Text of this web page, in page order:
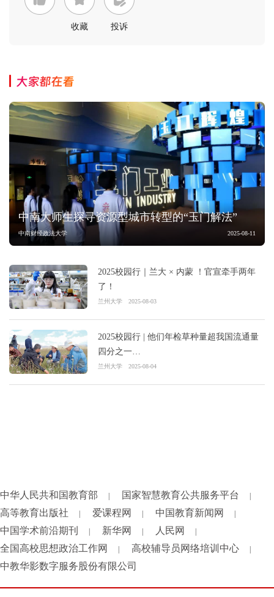
收藏 投诉
大家都在看
中南大师生探寻资源型城市转型的“玉门解法”
中南财经政法大学 2025-08-11
2025校园行｜兰大 × 内蒙 ！官宣牵手两年
了！
兰州大学 2025-08-03
2025校园行 | 他们年检草种量超我国流通量
四分之一…
兰州大学 2025-08-04
中华人民共和国教育部 国家智慧教育公共服务平台
高等教育出版社 爱课程网 中国教育新闻网
中国学术前沿期刊 新华网 人民网
全国高校思想政治工作网 高校辅导员网络培训中心
中教华影数字服务股份有限公司